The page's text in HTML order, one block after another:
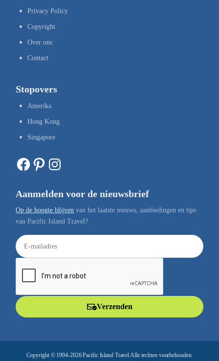
Privacy Policy
Copyright
Over ons
Contact
Stopovers
Amerika
Hong Kong
Singapore
Facebook Pinterest Instagram
Aanmelden voor de nieuwsbrief
Op de hoogte blijven van het laatste nieuws, aanbiedingen en tips
van Pacific Island Travel?
E
-
a
Verzenden
Copyright © 1994-2026 Pacific Island Travel Alle rechten voorbehouden.